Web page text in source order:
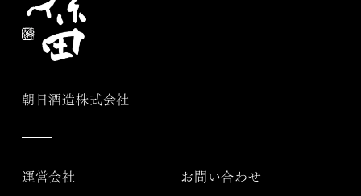
朝日酒造株式会社
運営会社 お問い合わせ